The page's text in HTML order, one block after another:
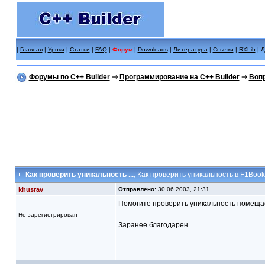
| Главная| Уроки | Статьи | FAQ| Форум | Downloads| Литература | Ссылки | RXLib |
Форумы по C++ Builder⇒ Программирование на C++ Builder⇒
Как проверить уникальность ..., Как проверить уникальность в F1Book
khusrav Отправлено:30.06.2003, 21:31
Не зарегистрирован
Помогите проверить уникальность
Заранее благодарен